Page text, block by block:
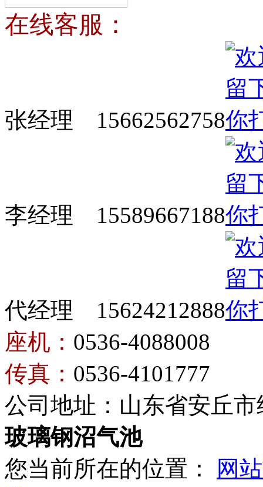
在线客服：
张经理 15662562758
李经理 15589667188
代经理 15624212888
座机： 0536-4088008
传真： 0536-4101777
公司地址：山东省安丘
玻璃钢沼气池
您当前所在的位置：
网